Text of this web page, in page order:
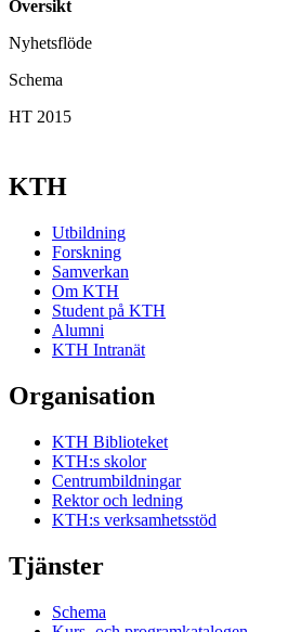
Översikt
Nyhetsflöde
Schema
HT 2015
KTH
Utbildning
Forskning
Samverkan
Om KTH
Student på KTH
Alumni
KTH Intranät
Organisation
KTH Biblioteket
KTH:s skolor
Centrumbildningar
Rektor och ledning
KTH:s verksamhetsstöd
Tjänster
Schema